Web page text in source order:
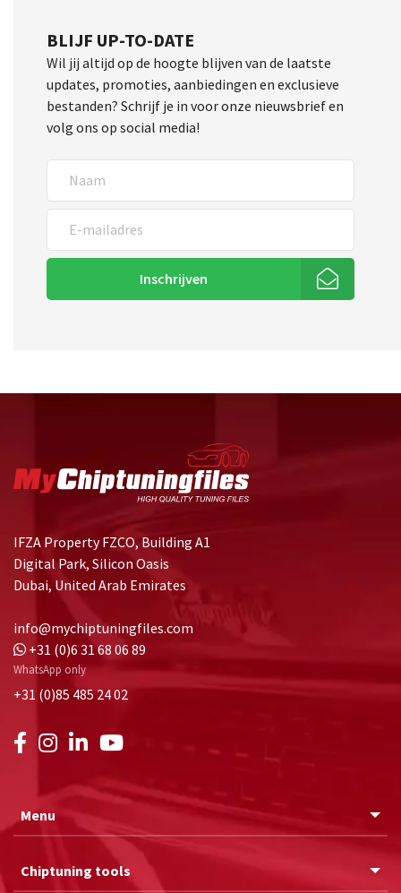
BLIJF UP-TO-DATE
Wil jij altijd op de hoogte blijven van de laatste
updates, promoties, aanbiedingen en exclusieve
bestanden? Schrijf je in voor onze nieuwsbrief en
volg ons op social media!
Inschrijven
IFZA Property FZCO, Building A1
Digital Park, Silicon Oasis
Dubai, United Arab Emirates
info@mychiptuningfiles.com
+31 (0)6 31 68 06 89
WhatsApp only
+31 (0)85 485 24 02
Menu
Chiptuning tools